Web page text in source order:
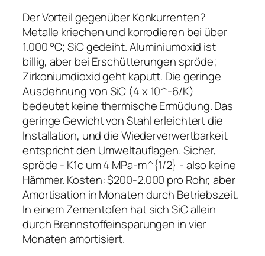
Der Vorteil gegenüber Konkurrenten?
Metalle kriechen und korrodieren bei über
1.000 °C; SiC gedeiht. Aluminiumoxid ist
billig, aber bei Erschütterungen spröde;
Zirkoniumdioxid geht kaputt. Die geringe
Ausdehnung von SiC (4 x 10^-6/K)
bedeutet keine thermische Ermüdung. Das
geringe Gewicht von Stahl erleichtert die
Installation, und die Wiederverwertbarkeit
entspricht den Umweltauflagen. Sicher,
spröde - K1c um 4 MPa-m^{1/2} - also keine
Hämmer. Kosten: $200-2.000 pro Rohr, aber
Amortisation in Monaten durch Betriebszeit.
In einem Zementofen hat sich SiC allein
durch Brennstoffeinsparungen in vier
Monaten amortisiert.